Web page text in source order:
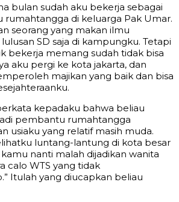
bulan sudah aku bekerja sebagai
di keluarga Pak Umar.
seorang yang makan ilmu
SD saja di kampungku. Tetapi
bekerja memang sudah tidak bisa
aku pergi ke kota jakarta, dan
majikan yang baik dan bisa
kepadaku bahwa beliau
pembantu rumahtangga
usiaku yang relatif masih muda.
luntang-lantung di kota besar
kamu nanti malah dijadikan wanita
calo WTS yang tidak
Itulah yang diucapkan beliau